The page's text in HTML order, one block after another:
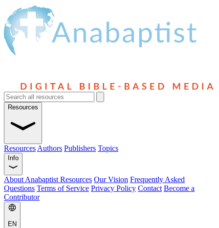
Resources
Resources Authors Publishers Topics
Info
About Anabaptist Resources Our Vision Frequently Asked
Questions Terms of Service Privacy Policy Contact Become a
Contributor
EN